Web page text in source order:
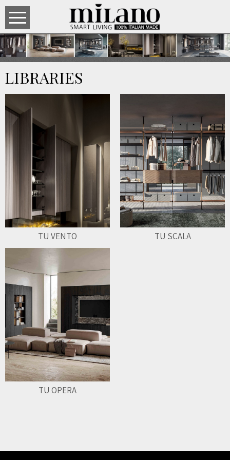
LIBRARIES
TU VENTO TU SCALA
TU OPERA